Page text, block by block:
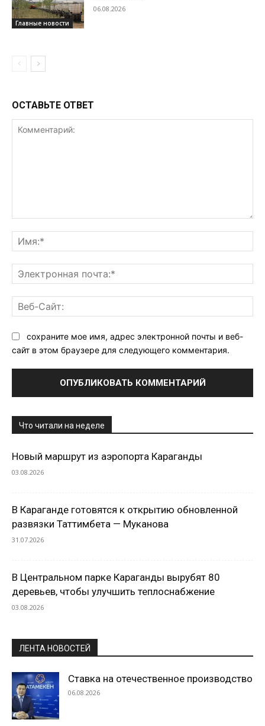
Главные новости
06.08.2026
ОСТАВЬТЕ ОТВЕТ
сохраните мое имя, адрес электронной почты и веб-
сайт в этом браузере для следующего комментария.
Что читали на неделе
Новый маршрут из аэропорта Караганды
03.08.2026
В Караганде готовятся к открытию обновленной
развязки Таттимбета — Муканова
31.07.2026
В Центральном парке Караганды вырубят 80
деревьев, чтобы улучшить теплоснабжение
03.08.2026
ЛЕНТА НОВОСТЕЙ
Ставка на отечественное производство
06.08.2026